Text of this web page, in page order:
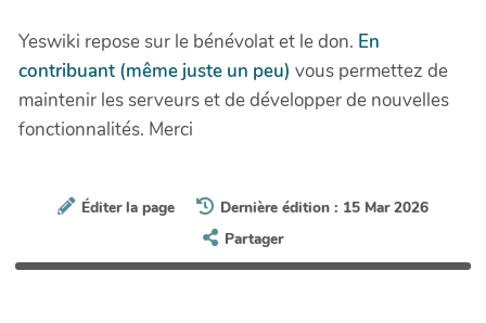
Yeswiki repose sur le bénévolat et le don. En
contribuant (même juste un peu) vous permettez de
maintenir les serveurs et de développer de nouvelles
fonctionnalités. Merci
Éditer la page
Dernière édition : 15 Mar 2026
Partager